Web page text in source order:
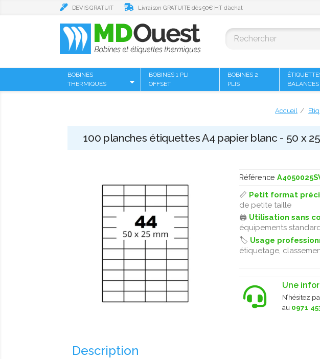
DEVIS GRATUIT Livraison GRATUITE dès 90€ HT d’achat
BOBINES
THERMIQUES
BOBINES 1 PLI
OFFSET
BOBINES 2
PLIS
BALANCES
Accueil
100 planches étiquettes A4 papier blanc - 50 x
Référence
📏 Petit format
de petite taille
🖨️ Utilisation sans
équipements
🏷️ Usage
étiquetage,
Une
N’hésitez
au 0971
Description